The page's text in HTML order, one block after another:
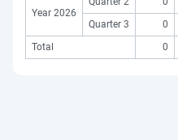
Year 2026
Quarter 3
0
Total
0